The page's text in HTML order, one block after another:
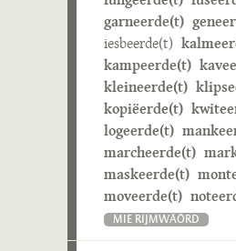
garneerde(t)
iesbeerde(t)
kampeerde(t)
kleineerde(t)
kopiëerde(t)
logeerde(t)
marcheerde(t)
maskeerde(t)
moveerde(t)
MIE RIJMWÄÖRD